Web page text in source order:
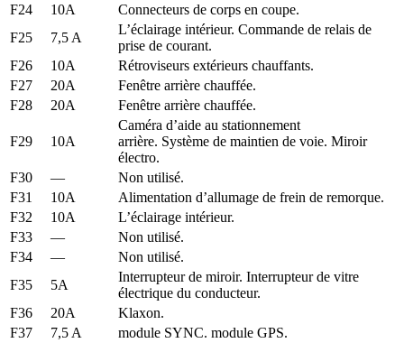
F24
10A
Connecteurs de corps en coupe.
F25
7,5 A
L’éclairage intérieur. Commande de relais de
prise de courant.
F26
10A
Rétroviseurs extérieurs chauffants.
F27
20A
Fenêtre arrière chauffée.
F28
20A Fenêtre arrière chauffée.
F29 10A
Caméra d’aide au stationnement
arrière. Système de maintien de voie. Miroir
électro.
F30
—
Non utilisé.
F31
10A
Alimentation d’allumage de frein de remorque.
F32
10A
L’éclairage intérieur.
F33
—
Non utilisé.
F34
—
Non utilisé.
F35
5A
Interrupteur de miroir. Interrupteur de vitre
électrique du conducteur.
F36
20A
Klaxon.
F37
7,5 A
module SYNC. module GPS.